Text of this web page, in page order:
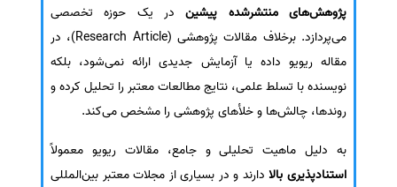
پژوهش‌های منتشرشده پیشیندر یک حوزه تخصصی
می‌پردازد. برخلاف مقالات پژوهشی (Research Article)، در
مقاله ریویو داده یا آزمایش جدیدی ارائه نمی‌شود، بلکه
نویسنده با تسلط علمی، نتایج مطالعات معتبر را تحلیل کرده و
روندها، چالش‌ها و خلأهای پژوهشی را مشخص می‌کند.
به دلیل ماهیت تحلیلی و جامع، مقالات ریویو معمولاً
استنادپذیری بالادارند و در بسیاری از مجلات معتبر بین‌المللی